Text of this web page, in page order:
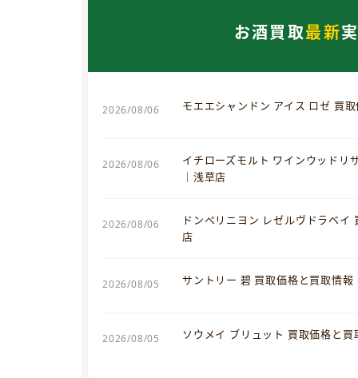
お酒買取最新
2026/08/06 モエエシャンドン アイス ロゼ 買
2026/08/06
イチローズモルト ワインウッドリ
｜浅草店
2026/08/06
ドンペリニヨン レゼルヴドラベイ
店
2026/08/05 サントリー 碧 買取価格と買取情報
2026/08/05 ソウメイ ブリュット 買取価格と買